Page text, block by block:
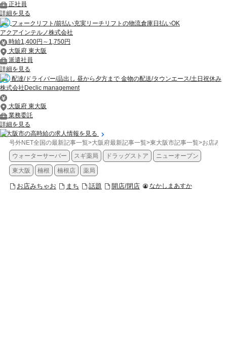
正社員
詳細を見る
フォークリフト/前払い充実リーチリフトの物流倉庫日払いOK
アクアインテルノ株式会社
時給1,400円～1,750円
大阪府 東大阪
派遣社員
詳細を見る
配達/ドライバー/品出し 昼から夕方まで 金物の配送/タウンエース/土日祝休み
株式会社Declic management
大阪府 東大阪
業務委託
詳細を見る
東大阪市の高時給の求人情報を見る
号外NET全国の最新記事一覧>大阪府最新記事一覧>東大阪市記事一覧>お店み
ウォーターサーバー
スギ薬局 ドラッグストア ニューオープン
東大阪 楠根 楠根店 薬局
お店みちゃお まち 話題 開店/閉店 なかしまあすか